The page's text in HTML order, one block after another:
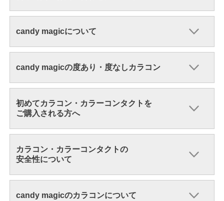
candy magicについて
candy magicの度あり・度なしカラコン
初めてカラコン・カラーコンタクトを
ご購入される方へ
カラコン・カラーコンタクトの
安全性について
candy magicのカラコンについて